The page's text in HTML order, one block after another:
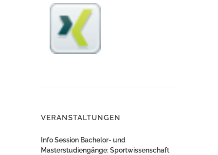
VERANSTALTUNGEN
Info Session Bachelor- und
Masterstudiengänge: Sportwissenschaft